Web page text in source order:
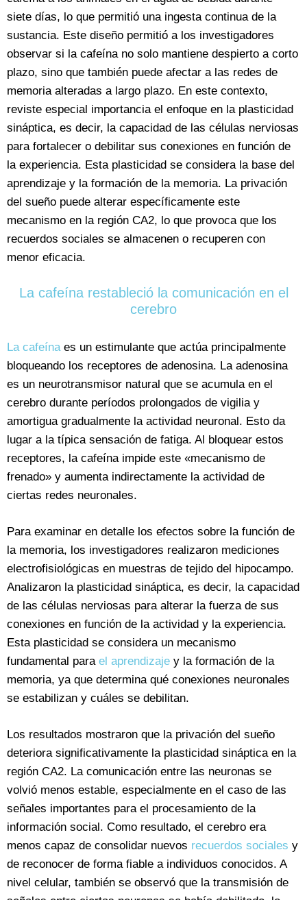
siete días, lo que permitió una ingesta continua de la
sustancia. Este diseño permitió a los investigadores
observar si la cafeína no solo mantiene despierto a corto
plazo, sino que también puede afectar a las redes de
memoria alteradas a largo plazo. En este contexto,
reviste especial importancia el enfoque en la plasticidad
sináptica, es decir, la capacidad de las células nerviosas
para fortalecer o debilitar sus conexiones en función de
la experiencia. Esta plasticidad se considera la base del
aprendizaje y la formación de la memoria. La privación
del sueño puede alterar específicamente este
mecanismo en la región CA2, lo que provoca que los
recuerdos sociales se almacenen o recuperen con
menor eficacia.
La cafeína restableció la comunicación en el
cerebro
La cafeínaes un estimulante que actúa principalmente
bloqueando los receptores de adenosina. La adenosina
es un neurotransmisor natural que se acumula en el
cerebro durante períodos prolongados de vigilia y
amortigua gradualmente la actividad neuronal. Esto da
lugar a la típica sensación de fatiga. Al bloquear estos
receptores, la cafeína impide este «mecanismo de
frenado» y aumenta indirectamente la actividad de
ciertas redes neuronales.
Para examinar en detalle los efectos sobre la función de
la memoria, los investigadores realizaron mediciones
electrofisiológicas en muestras de tejido del hipocampo.
Analizaron la plasticidad sináptica, es decir, la capacidad
de las células nerviosas para alterar la fuerza de sus
conexiones en función de la actividad y la experiencia.
Esta plasticidad se considera un mecanismo
fundamental para el aprendizaje y la formación de la
memoria, ya que determina qué conexiones neuronales
se estabilizan y cuáles se debilitan.
Los resultados mostraron que la privación del sueño
deteriora significativamente la plasticidad sináptica en la
región CA2. La comunicación entre las neuronas se
volvió menos estable, especialmente en el caso de las
señales importantes para el procesamiento de la
información social. Como resultado, el cerebro era
menos capaz de consolidar nuevos recuerdos sociales y
de reconocer de forma fiable a individuos conocidos. A
nivel celular, también se observó que la transmisión de